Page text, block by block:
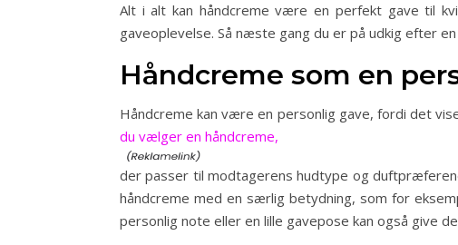
Alt i alt kan håndcreme være en perfekt gave til
gaveoplevelse. Så næste gang du er på udkig efter
Håndcreme som en
Håndcreme kan være en personlig gave, fordi det
du vælger en håndcreme,
der passer til modtagerens hudtype og
håndcreme med en særlig betydning, som for
personlig note eller en lille gavepose kan også give